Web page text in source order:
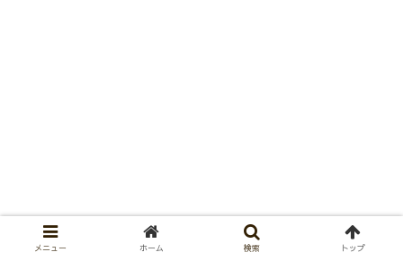
メニュー ホーム 検索 トップ